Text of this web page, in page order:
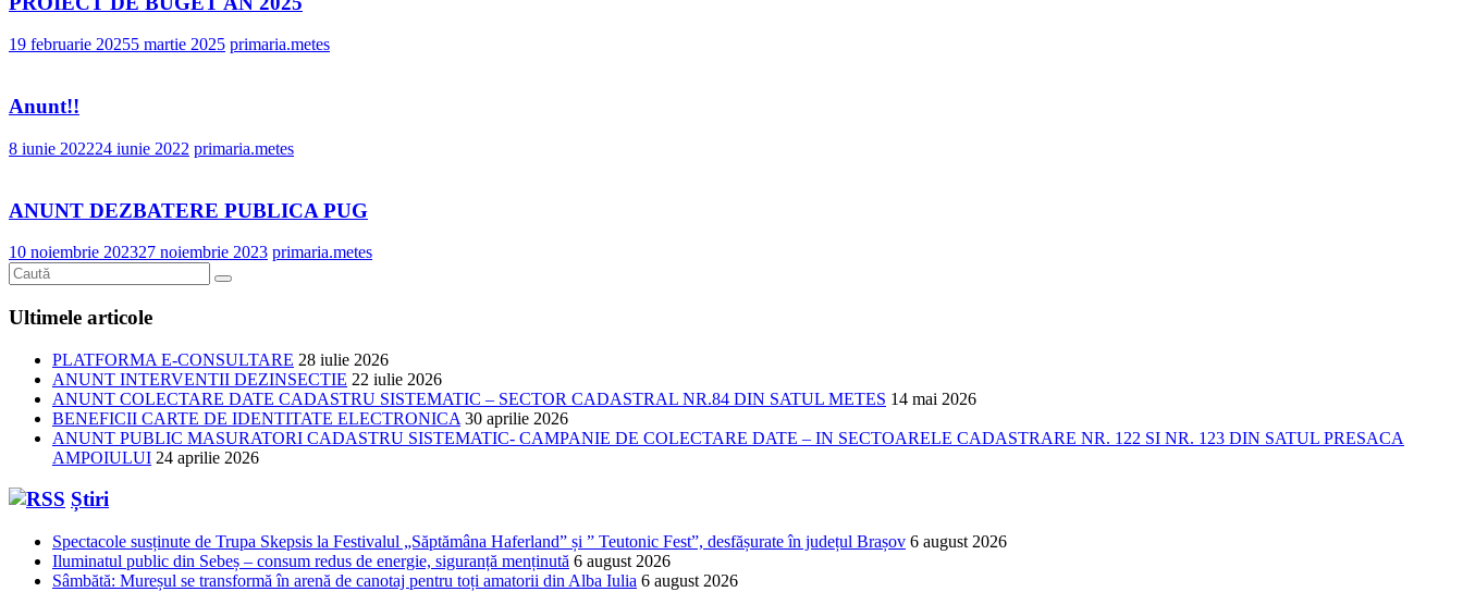
19 februarie 20255 martie 2025 primaria.metes
Anunt!!
8 iunie 202224 iunie 2022 primaria.metes
ANUNT DEZBATERE PUBLICA PUG
10 noiembrie 202327 noiembrie 2023 primaria.metes
Ultimele articole
PLATFORMA E-CONSULTARE 28 iulie 2026
ANUNT INTERVENTII DEZINSECTIE 22 iulie 2026
ANUNT COLECTARE DATE CADASTRU SISTEMATIC – SECTOR CADASTRAL NR.84 DIN SATUL METES 14 mai 2026
BENEFICII CARTE DE IDENTITATE ELECTRONICA 30 aprilie 2026
ANUNT PUBLIC MASURATORI CADASTRU SISTEMATIC- CAMPANIE DE COLECTARE DATE – IN SECTOARELE CADASTRARE NR. 122 SI NR. 123 DIN SATUL PRESACA
AMPOIULUI 24 aprilie 2026
Știri
Spectacole susținute de Trupa Skepsis la Festivalul „Săptămâna Haferland” și ” Teutonic Fest”, desfășurate în județul Brașov 6 august 2026
Iluminatul public din Sebeș – consum redus de energie, siguranță menținută 6 august 2026
Sâmbătă: Mureșul se transformă în arenă de canotaj pentru toți amatorii din Alba Iulia 6 august 2026